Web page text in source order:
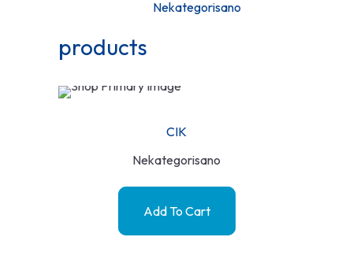
Nekategorisano
products
CIK
Nekategorisano
Add To Cart